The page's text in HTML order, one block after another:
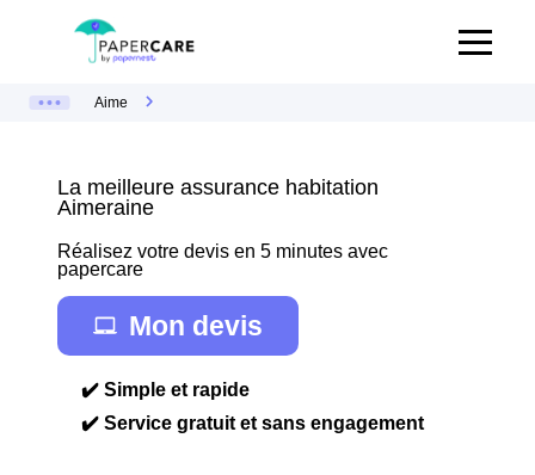
Aime
La meilleure assurance habitation
Aimeraine
Réalisez votre devis en 5 minutes avec
papercare
Mon devis
✔️ Simple et rapide
✔️ Service gratuit et sans engagement